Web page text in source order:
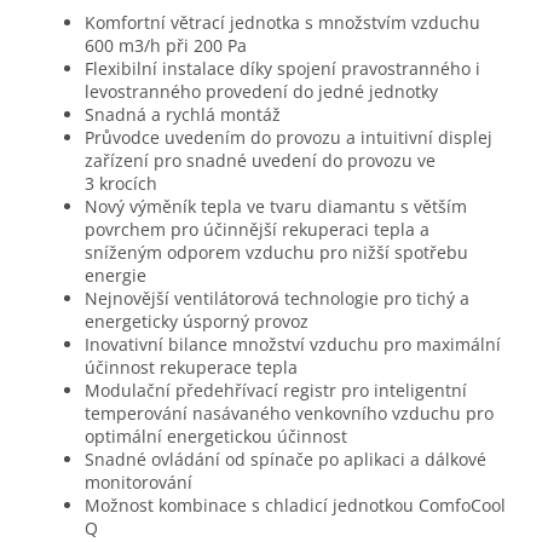
Komfortní větrací jednotka s množstvím vzduchu
600 m3/h při 200 Pa
Flexibilní instalace díky spojení pravostranného i
levostranného provedení do jedné jednotky
Snadná a rychlá montáž
Průvodce uvedením do provozu a intuitivní displej
zařízení pro snadné uvedení do provozu ve
3 krocích
Nový výměník tepla ve tvaru diamantu s větším
povrchem pro účinnější rekuperaci tepla a
sníženým odporem vzduchu pro nižší spotřebu
energie
Nejnovější ventilátorová technologie pro tichý a
energeticky úsporný provoz
Inovativní bilance množství vzduchu pro maximální
účinnost rekuperace tepla
Modulační předehřívací registr pro inteligentní
temperování nasávaného venkovního vzduchu pro
optimální energetickou účinnost
Snadné ovládání od spínače po aplikaci a dálkové
monitorování
Možnost kombinace s chladicí jednotkou ComfoCool
Q